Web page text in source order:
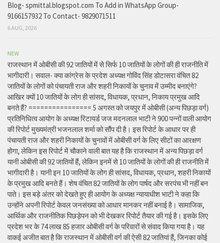
Blog- spmittal.blogspot.com To Add in WhatsApp Group-
9166157932 To Contact- 9829071511
6 AUG, 2026
NEW
राजस्थान में ओबीसी की 92 जातियों में से सिर्फ 10 जातियों के लोगों की ही राजनीति में
भागीदारी। सवाल- क्या कांग्रेस के प्रदेश अध्यक्ष गोविंद सिंह डोटासरा वंचित 82
जातियों के लोगों को पंचायती राज और शहरी निकायों के चुनाव में उम्मीद बनाएंगे?
आखिर क्यों 10 जातियों के लोग ही सांसद, विधायक, प्रधान, निकाय प्रमुख आदि
बनते हैं? ================ 5 अगस्त को जयपुर में ओबीसी (अन्य पिछड़ा वर्ग)
प्रतिनिधित्व आयोग के अध्यक्ष रिटायर्ड जज मदनलाल भाटी ने 900 पन्नों वाली आयोग
की रिपोर्ट मुख्यमंत्री भजनलाल शर्मा को सौंप दी है। इस रिपोर्ट के आधार पर ही
पंचायती राज और शहरी निकायों के चुनावों में ओबीसी वर्ग के लिए सीटों का आरक्षण
होगा, लेकिन इस रिपोर्ट में चौकाने वाली बात यह है कि राजस्थान में अन्य पिछड़ा वर्ग
यानी ओबीसी की 92 जातियों हैं, लेकिन इनमें से 10 जातियों के लोगों की ही राजनीति में
भागीदारी है। यानी इन 10 जातियों के लोग ही सांसद, विधायक, प्रधान, शहरी निकायों
के प्रमुख आदि बनते हैं। शेष वंचित 82 जातियों के लोग पार्षद और सरपंच भी नहीं बन
पाते। इस बड़े अंतर को देखते हुए ही आयोग के अध्यक्ष न्यायाधीश भाटी ने कहा कि
उन्होंने अपनी रिपोर्ट केवल जनसंख्या को आधार मानकर नहीं बनाई है। सामाजिक,
आर्थिक और राजनीतिक पिछड़ेपन को भी देखकर रिपोर्ट तैयार की गई है। इसके लिए
प्रदेश भर के 74 लाख 85 हजार ओबीसी वर्ग के परिवारों से संवाद किया गया है। यह
वाकई अजीत बात है कि राजस्थान में ओबीसी वर्ग की ऐसी 82 जातियां हैं, जिनका कोई